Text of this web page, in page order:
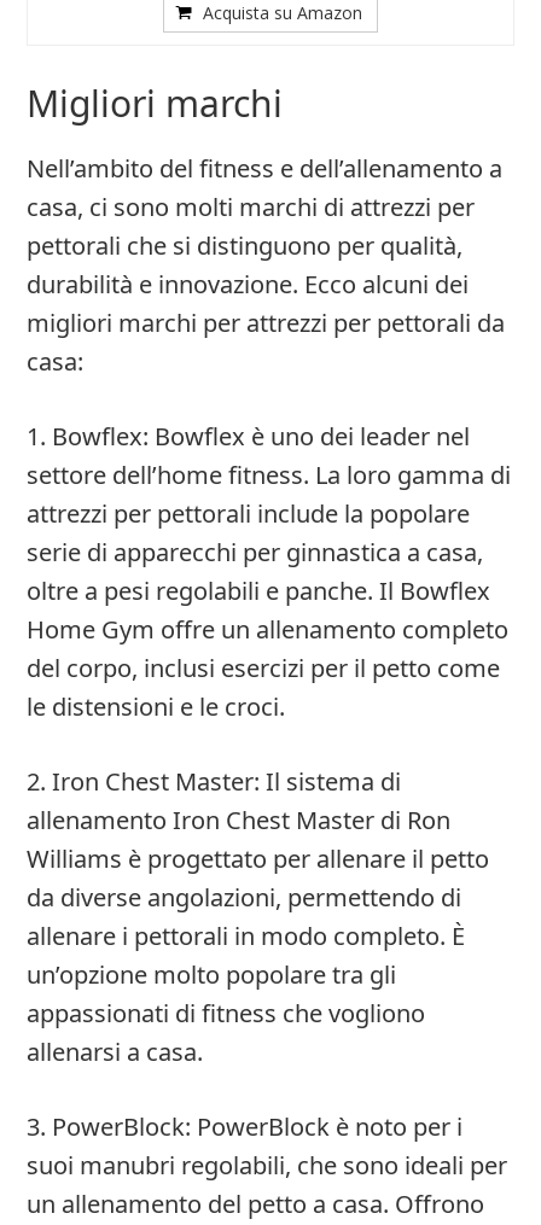
Acquista su Amazon
Migliori marchi
Nell’ambito del fitness e dell’allenamento a
casa, ci sono molti marchi di attrezzi per
pettorali che si distinguono per qualità,
durabilità e innovazione. Ecco alcuni dei
migliori marchi per attrezzi per pettorali da
casa:
1. Bowflex: Bowflex è uno dei leader nel
settore dell’home fitness. La loro gamma di
attrezzi per pettorali include la popolare
serie di apparecchi per ginnastica a casa,
oltre a pesi regolabili e panche. Il Bowflex
Home Gym offre un allenamento completo
del corpo, inclusi esercizi per il petto come
le distensioni e le croci.
2. Iron Chest Master: Il sistema di
allenamento Iron Chest Master di Ron
Williams è progettato per allenare il petto
da diverse angolazioni, permettendo di
allenare i pettorali in modo completo. È
un’opzione molto popolare tra gli
appassionati di fitness che vogliono
allenarsi a casa.
3. PowerBlock: PowerBlock è noto per i
suoi manubri regolabili, che sono ideali per
un allenamento del petto a casa. Offrono